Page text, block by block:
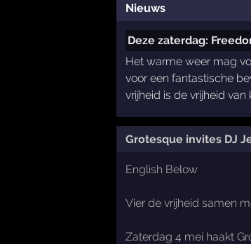
Nieuws
Deze zaterdag:
Het warme weer mag
voor een fantastische
vrijheid is de vrijheid van
Grotesque invites DJ
English Below
Vier de vrijheid samen
Zaterdag 4 mei haakt